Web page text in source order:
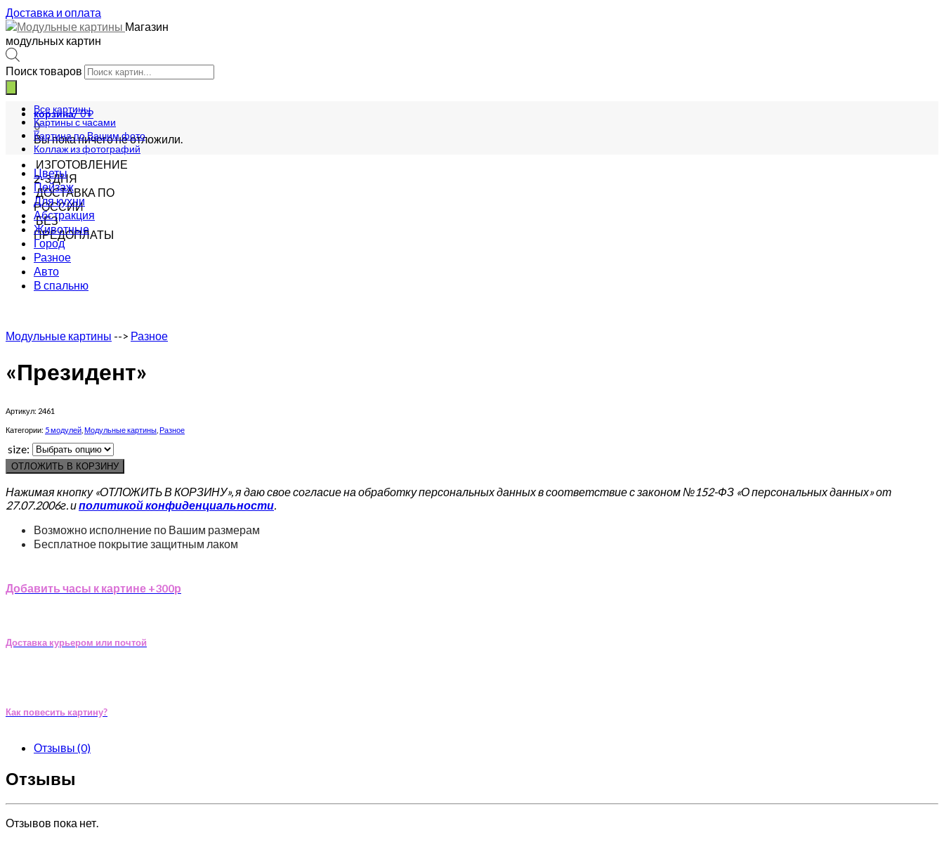
Доставка и оплата
Магазин
модульных картин
Поиск товаров
корзина/0₽
0
Вы пока ничего не отложили.
ИЗГОТОВЛЕНИЕ
2-3 ДНЯ
ДОСТАВКА ПО
РОССИИ
БЕЗ
ПРЕДОПЛАТЫ
Все картины
Картины с часами
Картина по Вашим фото
Коллаж из фотографий
Цветы
Пейзаж
Для кухни
Абстракция
Животные
Город
Разное
Авто
В спальню
Модульные картины --> Разное
«Президент»
Артикул: 2461
Категории: 5 модулей Модульные картины Разное
size:
ОТЛОЖИТЬ В КОРЗИНУ
Нажимая кнопку «ОТЛОЖИТЬ В КОРЗИНУ», я даю свое согласие на обработку персональных данных в соответствие с законом №152-ФЗ «О персональных данных» от
27.07.2006г. иполитикой конфиденциальности.
Возможно исполнение по Вашим размерам
Бесплатное покрытие защитным лаком
Добавить часы к картине +300р
Доставка курьером или почтой
Как повесить картину?
Отзывы (0)
Отзывы
Отзывов пока нет.